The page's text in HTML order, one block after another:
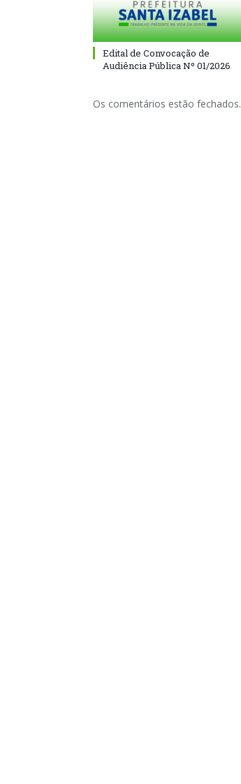
Edital de Convocação de
Audiência Pública Nº 01/2026
Os comentários estão fechados.